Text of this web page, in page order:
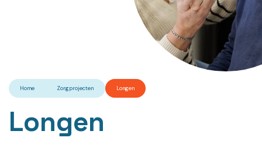
Home Zorgprojecten Longen
Longen